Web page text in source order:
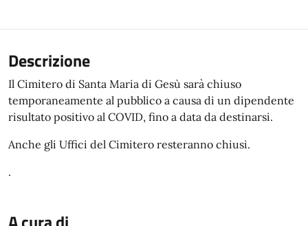
Descrizione
Il Cimitero di Santa Maria di Gesù sarà chiuso
temporaneamente al pubblico a causa di un dipendente
risultato positivo al COVID, fino a data da destinarsi.
Anche gli Uffici del Cimitero resteranno chiusi.
.